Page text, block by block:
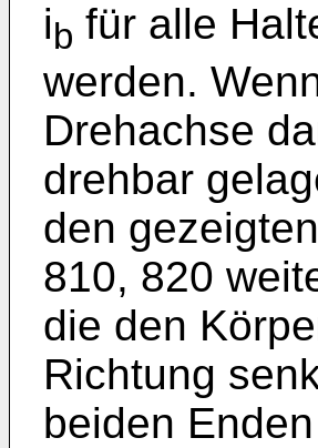
i b für alle
werden.
Drehachse
drehbar
den
810, 820
die den
Richtung
beiden